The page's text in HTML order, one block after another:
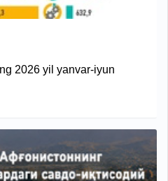
2026 yil yanvar-iyun